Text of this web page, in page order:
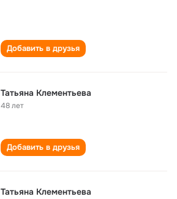
Добавить в друзья
Татьяна Клементьева
48 лет
Добавить в друзья
Татьяна Клементьева